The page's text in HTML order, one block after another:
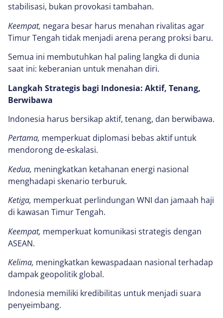
stabilisasi, bukan provokasi tambahan.
Keempat, negara besar harus menahan rivalitas agar
Timur Tengah tidak menjadi arena perang proksi baru.
Semua ini membutuhkan hal paling langka di dunia
saat ini: keberanian untuk menahan diri.
Langkah Strategis bagi Indonesia: Aktif, Tenang,
Berwibawa
Indonesia harus bersikap aktif, tenang, dan berwibawa.
Pertama, memperkuat diplomasi bebas aktif untuk
mendorong de-eskalasi.
Kedua, meningkatkan ketahanan energi nasional
menghadapi skenario terburuk.
Ketiga, memperkuat perlindungan WNI dan jamaah haji
di kawasan Timur Tengah.
Keempat, memperkuat komunikasi strategis dengan
ASEAN.
Kelima, meningkatkan kewaspadaan nasional terhadap
dampak geopolitik global.
Indonesia memiliki kredibilitas untuk menjadi suara
penyeimbang.